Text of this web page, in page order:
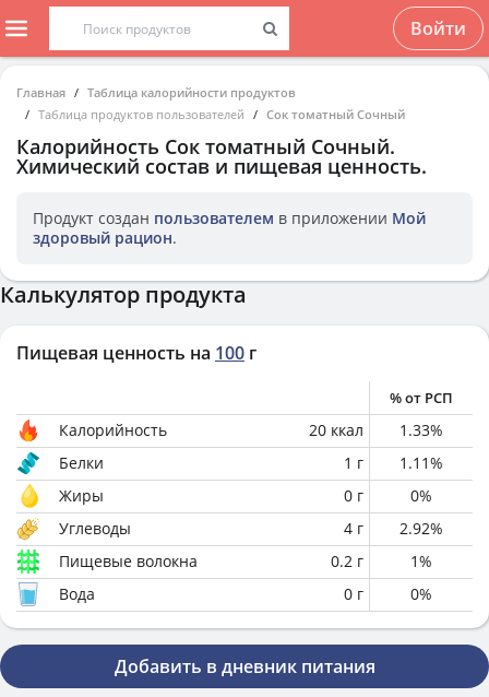
Войти
Главная
Таблица калорийности продуктов
Таблица продуктов пользователей
Сок томатный Сочный
Калорийность Сок томатный Сочный.
Химический состав и пищевая ценность.
Продукт создан пользователем в приложении Мой
здоровый рацион.
Калькулятор продукта
Пищевая ценность на 100 г
% от РСП
Калорийность 20 ккал 1.33%
Белки
1 г 1.11%
Жиры
0 г 0%
Углеводы
4 г 2.92%
Пищевые волокна
0.2 г 1%
Вода
0 г 0%
Добавить в дневник питания